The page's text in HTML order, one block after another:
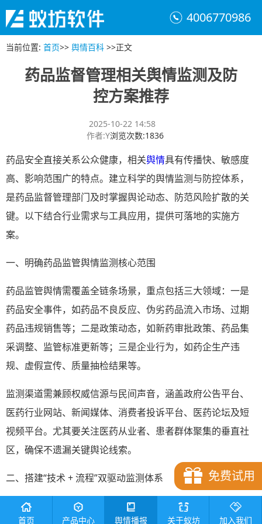
4006770986
当前位置: 首页>> 舆情百科 >>正文
药品监督管理相关舆情监测及防
控方案推荐
2025-10-22 14:58
作者:Y浏览次数:1836
药品安全直接关系公众健康，相关舆情具有传播快、敏感度
高、影响范围广的特点。建立科学的舆情监测与防控体系，
是药品监督管理部门及时掌握舆论动态、防范风险扩散的关
键。以下结合行业需求与工具应用，提供可落地的实施方
案。
一、明确药品监管舆情监测核心范围
药品监管舆情需覆盖全链条场景，重点包括三大领域：一是
药品安全事件，如药品不良反应、伪劣药品流入市场、过期
药品违规销售等；二是政策动态，如新药审批政策、药品集
采调整、监管标准更新等；三是企业行为，如药企生产违
规、虚假宣传、质量抽检结果等。
监测渠道需兼顾权威信源与民间声音，涵盖政府公告平台、
医药行业网站、新闻媒体、消费者投诉平台、医药论坛及短
视频平台。尤其要关注医药从业者、患者群体聚集的垂直社
区，确保不遗漏关键舆论线索。
二、搭建“技术 + 流程”双驱动监测体系
1. 依托专业工具实现精准监测
免费试用
首页 产品中心 舆情播报 关于蚁坊 加入我们